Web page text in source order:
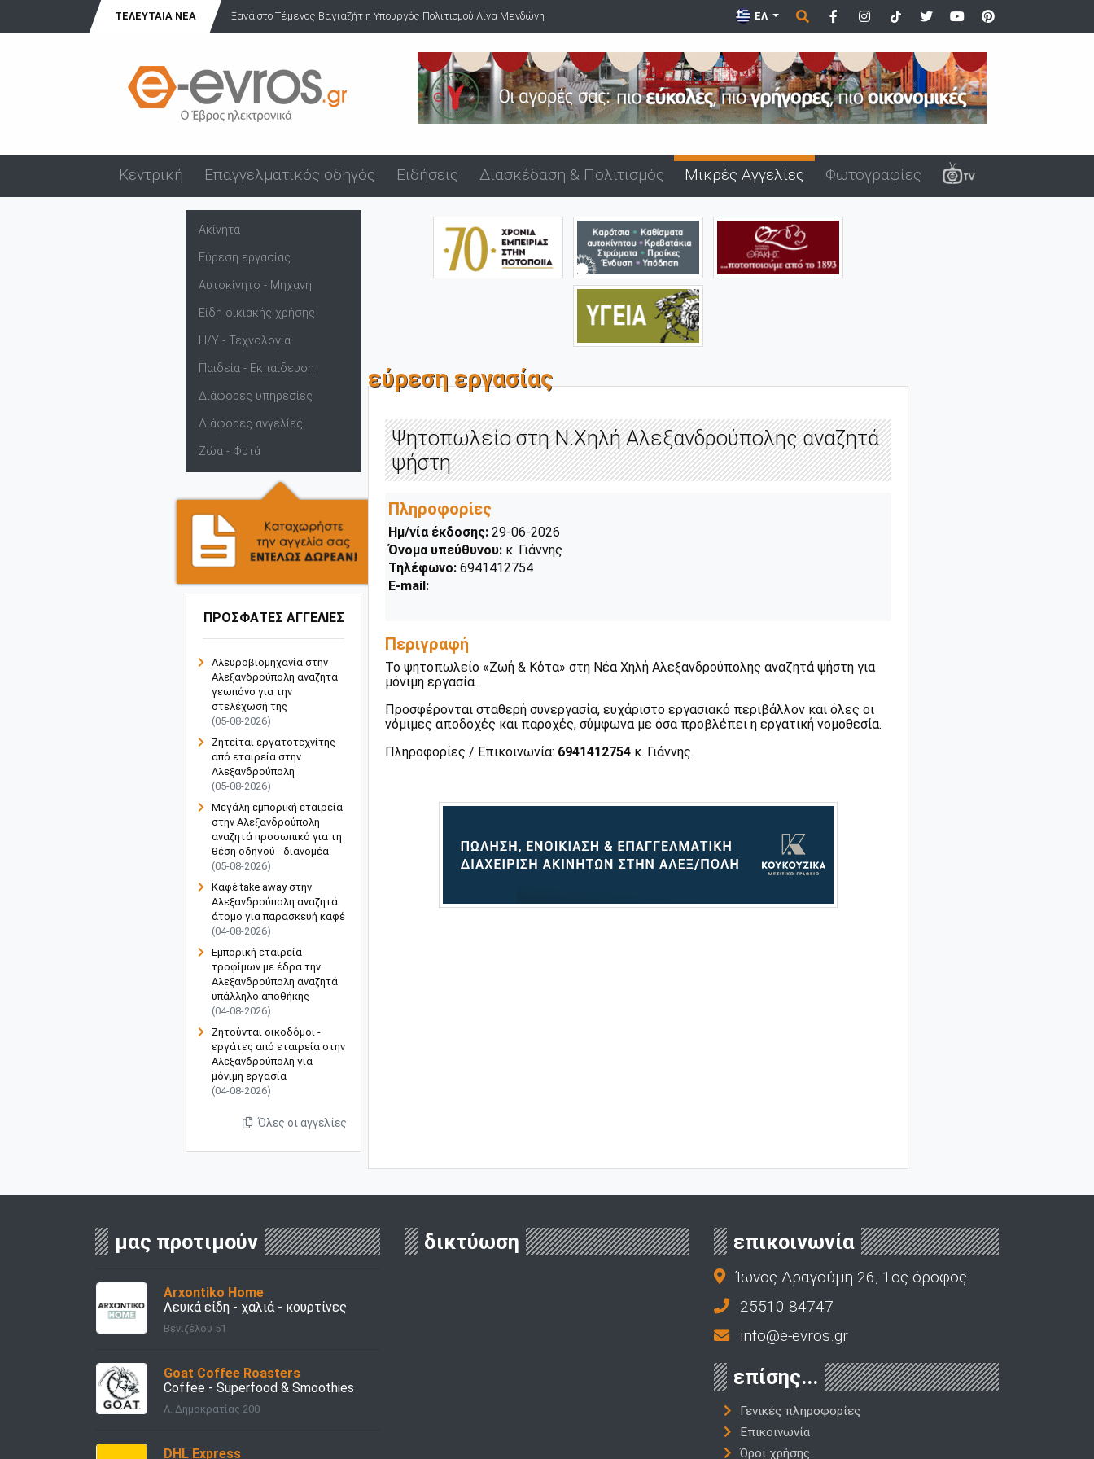
ΤΕΛΕΥΤΑΊΑ ΝΈΑ Ξανά στο Τέμενος Βαγιαζήτ η Υπουργός Πολιτισμού Λίνα Μενδώνη ΕΛ
Κεντρική Επαγγελματικός οδηγός Ειδήσεις Διασκέδαση & Πολιτισμός Μικρές Αγγελίες Φωτογραφίες
Ακίνητα
Εύρεση εργασίας
Αυτοκίνητο - Μηχανή
Είδη οικιακής χρήσης
Η/Υ - Τεχνολογία
Παιδεία - Εκπαίδευση
Διάφορες υπηρεσίες
Διάφορες αγγελίες
Ζώα - Φυτά
ΠΡΟΣΦΑΤΕΣ ΑΓΓΕΛΙΕΣ
Αλευροβιομηχανία στην
Αλεξανδρούπολη αναζητά
γεωπόνο για την
στελέχωσή της
(05-08-2026)
Ζητείται εργατοτεχνίτης
από εταιρεία στην
Αλεξανδρούπολη
(05-08-2026)
Μεγάλη εμπορική εταιρεία
στην Αλεξανδρούπολη
αναζητά προσωπικό για τη
θέση οδηγού - διανομέα
(05-08-2026)
Καφέ take away στην
Αλεξανδρούπολη αναζητά
άτομο για παρασκευή καφέ
(04-08-2026)
Εμπορική εταιρεία
τροφίμων με έδρα την
Αλεξανδρούπολη αναζητά
υπάλληλο αποθήκης
(04-08-2026)
Ζητούνται οικοδόμοι -
εργάτες από εταιρεία στην
Αλεξανδρούπολη για
μόνιμη εργασία
(04-08-2026)
Όλες οι αγγελίες
εύρεση εργασίας
Ψητοπωλείο στη Ν.Χηλή Αλεξανδρούπολης αναζητά
ψήστη
Πληροφορίες
Ημ/νία έκδοσης: 29-06-2026
Όνομα υπεύθυνου: κ. Γιάννης
Τηλέφωνο: 6941412754
E-mail:
Περιγραφή
Το ψητοπωλείο «Ζωή & Κότα» στη Νέα Χηλή Αλεξανδρούπολης αναζητά ψήστη για
μόνιμη εργασία.
Προσφέρονται σταθερή συνεργασία, ευχάριστο εργασιακό περιβάλλον και όλες οι
νόμιμες αποδοχές και παροχές, σύμφωνα με όσα προβλέπει η εργατική νομοθεσία.
Πληροφορίες / Επικοινωνία: 6941412754 κ. Γιάννης.
μας προτιμούν
Arxontiko Home
Λευκά είδη - χαλιά - κουρτίνες
Βενιζέλου 51
Goat Coffee Roasters
Coffee - Superfood & Smoothies
Λ. Δημοκρατίας 200
DHL Express
δικτύωση επικοινωνία
Ίωνος Δραγούμη 26, 1ος όροφος
25510 84747
info@e-evros.gr
επίσης...
Γενικές πληροφορίες
Επικοινωνία
Όροι χρήσης